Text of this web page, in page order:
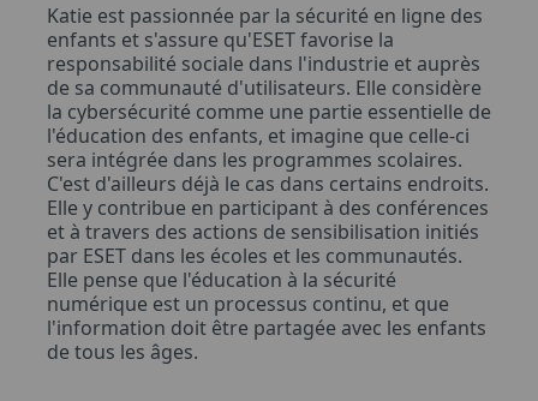
Katie est passionnée par la sécurité en ligne des
enfants et s'assure qu'ESET favorise la
responsabilité sociale dans l'industrie et auprès
de sa communauté d'utilisateurs. Elle considère
la cybersécurité comme une partie essentielle de
l'éducation des enfants, et imagine que celle-ci
sera intégrée dans les programmes scolaires.
C'est d'ailleurs déjà le cas dans certains endroits.
Elle y contribue en participant à des conférences
et à travers des actions de sensibilisation initiés
par ESET dans les écoles et les communautés.
Elle pense que l'éducation à la sécurité
numérique est un processus continu, et que
l'information doit être partagée avec les enfants
de tous les âges.